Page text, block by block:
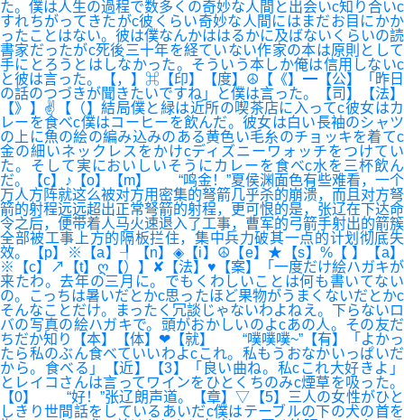
た。僕は人生の過程で数多くの奇妙な人間と出会いc知り合いc
すれちがってきたがc彼くらい奇妙な人間にはまだお目にかか
ったことはない。彼は僕なんかははるかに及ばないくらいの読
書家だったがc死後三十年を経ていない作家の本は原則として
手にとろうとはしなかった。そういう本しか俺は信用しないc
と彼は言った。【，】⌘【印】【度】☮【《】━【公】「昨日
の話のつづきが聞きたいですね」と僕は言った。【司】【法】
【》】✌【（】結局僕と緑は近所の喫茶店に入ってc彼女はカ
レーを食べc僕はコーヒーを飲んだ。彼女は白い長袖のシャツ
の上に魚の絵の編み込みのある黄色い毛糸のチョッキを着てc
金の細いネックレスをかけcディズニーワォッチをつけてい
た。そして実においしいそうにカレーを食べc水を三杯飲ん
だ。【c】♪【o】【m】 “鸣金！”夏侯渊面色有些难看，一个
万人方阵就这么被对方用密集的弩箭几乎杀的崩溃，而且对方弩
箭的射程远远超出正常弩箭的射程，更可恨的是，张辽在下达命
令之后，便带着人马火速退入了工事，曹军的弓箭手射出的箭簇
全部被工事上方的隔板拦住，集中兵力破其一点的计划彻底失
效。【p】※【a】┦【n】◈【i】☮【e】★【s】%【 】【a】
※【c】↗【t】ღ【）】✘【法】♥【案】「一度だけ絵ハガキが
来たわ。去年の三月に。でもくわしいことは何も書いてない
の。こっちは暑いだとかc思ったほど果物がうまくないだとかc
そんなことだけ。まったく冗談じゃないわよねえ。下らないロ
バの写真の絵ハガキで。頭がおかしいのよcあの人。その友だ
ちだか知り【本】【体】❤【就】 “噗噗噗~”【有】「よかっ
たら私のぶん食べていいわよcこれ。私もうおなかいっぱいだ
から。食べる」【近】【3】「良い曲ね。私cこれ大好きよ」
とレイコさんは言ってワインをひとくちのみc煙草を吸った。
【0】 “好！”张辽朗声道。【章】▽【5】三人の女性がひと
しきり世間話をしているあいだc僕はテーブルの下の犬の首を